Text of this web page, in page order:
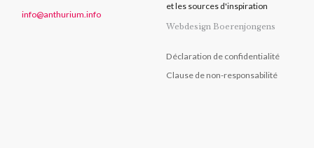
info@anthurium.info
et les sources d'inspiration
Webdesign Boerenjongens
Déclaration de confidentialité
Clause de non-responsabilité